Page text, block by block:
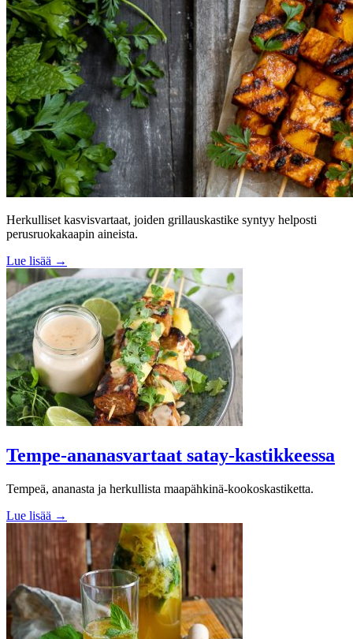
Herkulliset kasvisvartaat, joiden grillauskastike syntyy helposti
perusruokakaapin aineista.
Lue lisää →
Tempe-ananasvartaat satay-kastikkeessa
Tempeä, ananasta ja herkullista maapähkinä-kookoskastiketta.
Lue lisää →